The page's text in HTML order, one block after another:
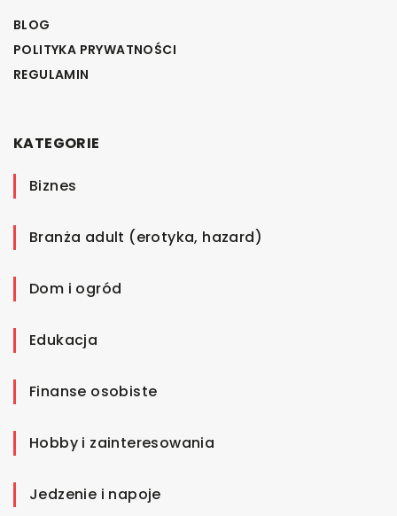
BLOG
POLITYKA PRYWATNOŚCI
REGULAMIN
KATEGORIE
Biznes
Branża adult (erotyka, hazard)
Dom i ogród
Edukacja
Finanse osobiste
Hobby i zainteresowania
Jedzenie i napoje